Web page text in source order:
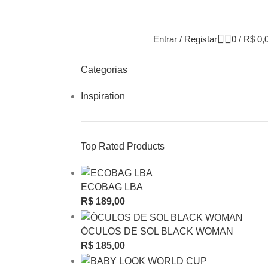
Entrar / Registar 0 / R$
Categorias
Inspiration
Top Rated Products
ECOBAG LBA
R$189,00
ÓCULOS DE SOL BLACK WOMAN
R$185,00